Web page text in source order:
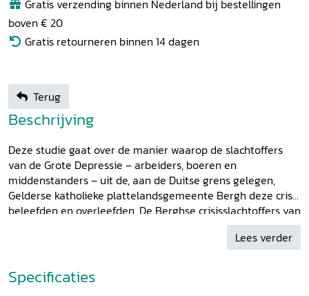
Gratis verzending binnen Nederland bij bestellingen
boven € 20
Gratis retourneren binnen 14 dagen
Terug
Beschrijving
Deze studie gaat over de manier waarop de slachtoffers
van de Grote Depressie – arbeiders, boeren en
middenstanders – uit de, aan de Duitse grens gelegen,
Gelderse katholieke plattelandsgemeente Bergh deze crisis
beleefden en overleefden. De Berghse crisisslachtoffers van
toen komen zelf aan het woord. Paul van Dun (Tilburg 1959)
startte zijn onderzoek in 2008 toen Nederland met een
crisis van de jaren dertig op. Tijdens het onderzoek
verdween de recessie, maar toch zal het onderwerp
Lees verder
Specificaties